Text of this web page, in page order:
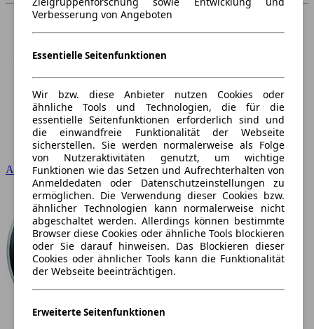
Audi
Verbesserung von Angeboten
Essentielle Seitenfunktionen
Wir bzw. diese Anbieter nutzen Cookies oder
ähnliche Tools und Technologien, die für die
essentielle Seitenfunktionen erforderlich sind und
die einwandfreie Funktionalität der Webseite
sicherstellen. Sie werden normalerweise als Folge
von Nutzeraktivitäten genutzt, um wichtige
Funktionen wie das Setzen und Aufrechterhalten von
Anmeldedaten oder Datenschutzeinstellungen zu
ermöglichen. Die Verwendung dieser Cookies bzw.
ähnlicher Technologien kann normalerweise nicht
abgeschaltet werden. Allerdings können bestimmte
Browser diese Cookies oder ähnliche Tools blockieren
oder Sie darauf hinweisen. Das Blockieren dieser
Cookies oder ähnlicher Tools kann die Funktionalität
der Webseite beeinträchtigen.
Erweiterte Seitenfunktionen